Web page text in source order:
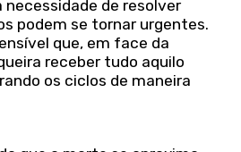
necessidade de resolver
podem se tornar urgentes.
que, em face da
receber tudo aquilo
os ciclos de maneira